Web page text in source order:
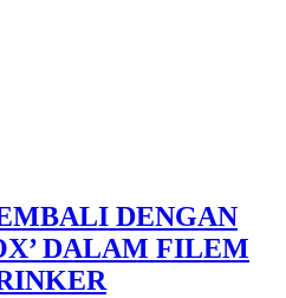
DENGAN
DALAM FILEM